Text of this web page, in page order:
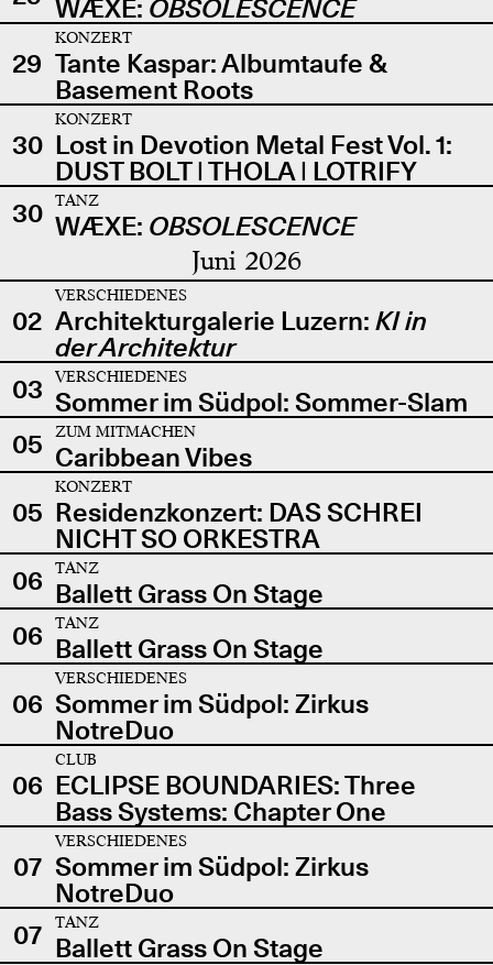
WÆXE: OBSOLESCENCE
29
KONZERT
Tante Kaspar: Albumtaufe &
Basement Roots
30
KONZERT
Lost in Devotion Metal Fest Vol. 1:
DUST BOLT | THOLA | LOTRIFY
30
TANZ
WÆXE: OBSOLESCENCE
Juni 2026
02
VERSCHIEDENES
Architekturgalerie Luzern: KI in
der Architektur
03
VERSCHIEDENES
Sommer im Südpol: Sommer-Slam
05
ZUM MITMACHEN
Caribbean Vibes
05
KONZERT
Residenzkonzert: DAS SCHREI
NICHT SO ORKESTRA
06
TANZ
Ballett Grass On Stage
06
TANZ
Ballett Grass On Stage
06
VERSCHIEDENES
Sommer im Südpol: Zirkus
NotreDuo
06
CLUB
ECLIPSE BOUNDARIES: Three
Bass Systems: Chapter One
07
VERSCHIEDENES
Sommer im Südpol: Zirkus
NotreDuo
07
TANZ
Ballett Grass On Stage